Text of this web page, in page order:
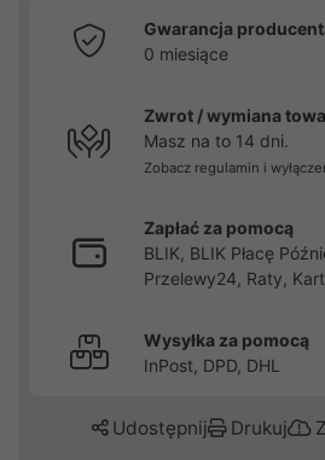
Gwarancja
0 miesiące
Zwrot / wymiana
Masz na to 14 dni.
Zobacz regulamin i
Zapłać za pomocą
BLIK, BLIK Płacę
Przelewy24, Raty,
Wysyłka za pomocą
InPost, DPD, DHL
Udostępnij Drukuj